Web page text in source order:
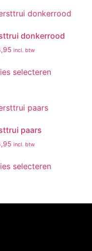
donkerrood
incl. btw
selecteren
paars
incl. btw
selecteren